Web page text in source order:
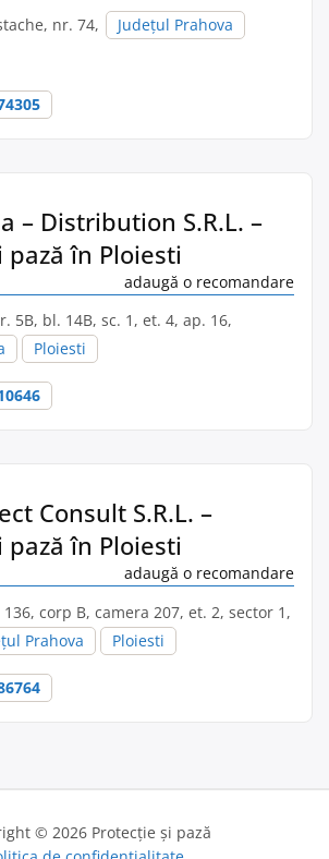
nr. 74,
Județul Prahova
– Distribution S.R.L. –
pază în Ploiesti
adaugă o recomandare
5B, bl. 14B, sc. 1, et. 4, ap. 16,
Ploiesti
Consult S.R.L. –
pază în Ploiesti
adaugă o recomandare
corp B, camera 207, et. 2, sector 1,
Prahova Ploiesti
© 2026 Protecție și pază